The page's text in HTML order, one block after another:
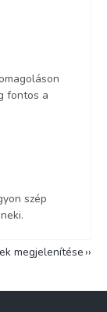
fontos a
szép
megjelenítése